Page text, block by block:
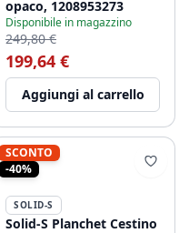
opaco, 1208953273
Disponibile in magazzino
249,80 €
199,64 €
Aggiungi al carrello
SCONTO
-40%
SOLID-S
Solid-S Planchet Cestino